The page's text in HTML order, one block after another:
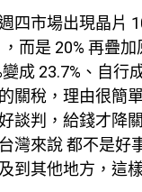
四市場出現晶片
而是 20% 再疊
成 23.7%、自行
關稅，理由很簡
談判，給錢才降
灣來說 都不是好
到其他地方，這